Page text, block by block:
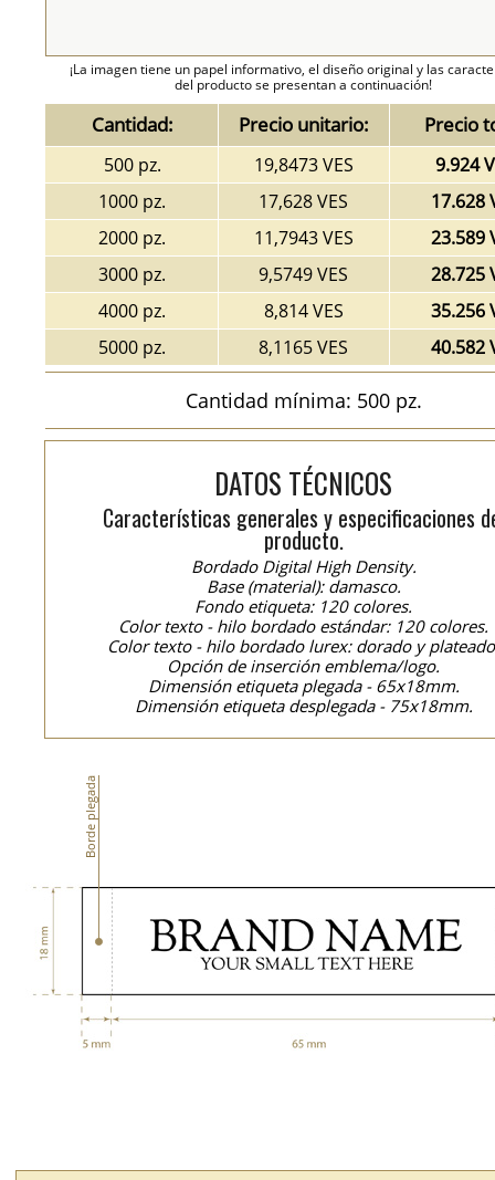
¡La imagen tiene un papel informativo, el diseño original y las
del producto se presentan a continuación!
Cantidad: Precio unitario: Precio
500 pz. 19,8473 VES
9.924
1000 pz.
17,628 VES
17.628
2000 pz.
11,7943 VES
23.589
3000 pz.
9,5749 VES
28.725
4000 pz.
8,814 VES
35.256
5000 pz.
8,1165 VES 40.582
Cantidad mínima: 500 pz.
DATOS TÉCNICOS
Características generales y especificaciones
producto.
Bordado Digital High Density.
Base (material): damasco.
Fondo etiqueta: 120 colores.
Color texto - hilo bordado estándar: 120 colores.
Color texto - hilo bordado lurex: dorado y
Opción de inserción emblema/logo.
Dimensión etiqueta plegada - 65x18mm.
Dimensión etiqueta desplegada - 75x18mm.
Borde plegada